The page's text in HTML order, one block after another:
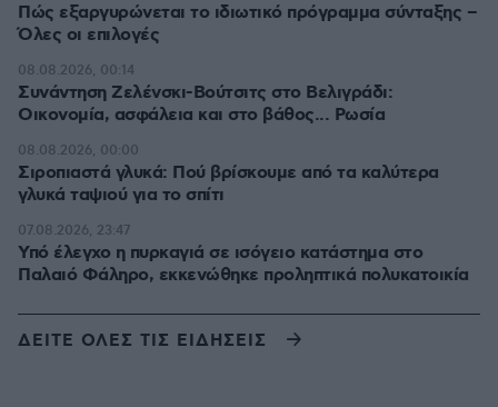
Πώς εξαργυρώνεται το ιδιωτικό πρόγραμμα σύνταξης –
Όλες οι επιλογές
Συνάντηση Ζελένσκι-Βούτσιτς στο Βελιγράδι:
Οικονομία, ασφάλεια και στο βάθος... Ρωσία
08.08.2026, 00:14
Σιροπιαστά γλυκά: Πού βρίσκουμε από τα καλύτερα
γλυκά ταψιού για το σπίτι
08.08.2026, 00:00
Υπό έλεγχο η πυρκαγιά σε ισόγειο κατάστημα στο
Παλαιό Φάληρο, εκκενώθηκε προληπτικά πολυκατοικία
07.08.2026, 23:47
ΔΕΙΤΕ ΟΛΕΣ ΤΙΣ ΕΙΔΗΣΕΙΣ